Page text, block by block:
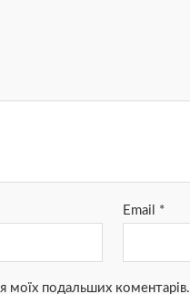
Email *
моїх подальших коментарів.